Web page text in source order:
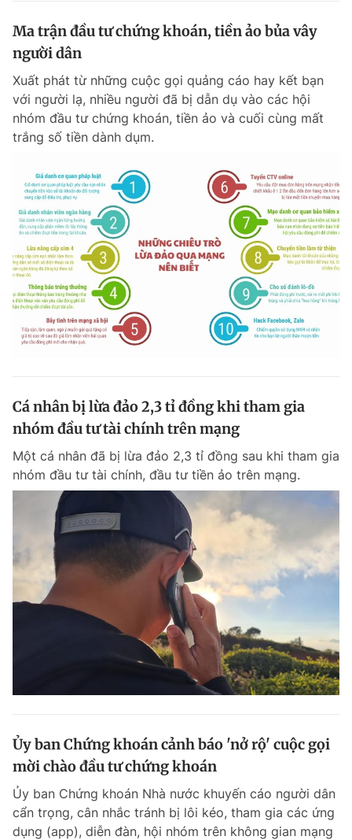
Ma trận đầu tư chứng khoán, tiền ảo bủa vây
người dân
Xuất phát từ những cuộc gọi quảng cáo hay kết bạn
với người lạ, nhiều người đã bị dẫn dụ vào các hội
nhóm đầu tư chứng khoán, tiền ảo và cuối cùng mất
trắng số tiền dành dụm.
Cá nhân bị lừa đảo 2,3 tỉ đồng khi tham gia
nhóm đầu tư tài chính trên mạng
Một cá nhân đã bị lừa đảo 2,3 tỉ đồng sau khi tham gia
nhóm đầu tư tài chính, đầu tư tiền ảo trên mạng.
Ủy ban Chứng khoán cảnh báo 'nở rộ' cuộc gọi
mời chào đầu tư chứng khoán
Ủy ban Chứng khoán Nhà nước khuyến cáo người dân
cẩn trọng, cân nhắc tránh bị lôi kéo, tham gia các ứng
dụng (app), diễn đàn, hội nhóm trên không gian mạng